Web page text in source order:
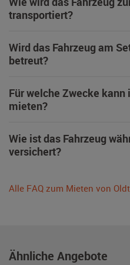
transportiert?
Wird das Fahrzeug am
betreut?
Für welche Zwecke
mieten?
Wie ist das Fahrzeug
versichert?
Alle FAQ zum Mieten von
Ähnliche Angebote